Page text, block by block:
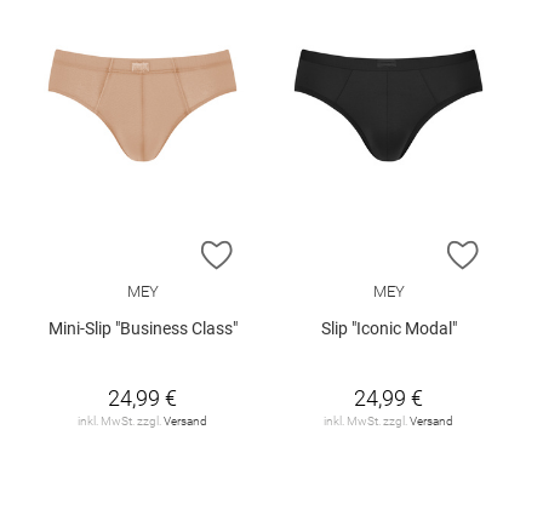
ZUR WUNSCHLISTE HINZUFÜGEN
MEY
Mini-Slip "Business Class"
24,99 €
inkl. MwSt. zzgl. Versand
ZUR
MEY
Slip "Iconic Modal"
24,99 €
inkl. MwSt. zzgl. Versand